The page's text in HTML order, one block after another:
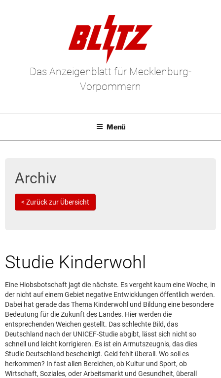
Das Anzeigenblatt für Mecklenburg-
Vorpommern
Menü
Leserbriefe lesen
Kontakt
Archiv
< Zurück zur Übersicht
Studie Kinderwohl
Eine Hiobsbotschaft jagt die nächste. Es vergeht kaum eine Woche, in
der nicht auf einem Gebiet negative Entwicklungen öffentlich werden.
Dabei hat gerade das Thema Kinderwohl und Bildung eine besondere
Bedeutung für die Zukunft des Landes. Hier werden die
entsprechenden Weichen gestellt. Das schlechte Bild, das
Deutschland nach der UNICEF-Studie abgibt, lässt sich nicht so
schnell und leicht korrigieren. Es ist ein Armutszeugnis, das dies
Studie Deutschland bescheinigt. Geld fehlt überall. Wo soll es
herkommen? In fast allen Bereichen, ob Kultur und Sport, ob
Wirtschaft, Soziales, oder Arbeitsmarkt und Gesundheit, überall